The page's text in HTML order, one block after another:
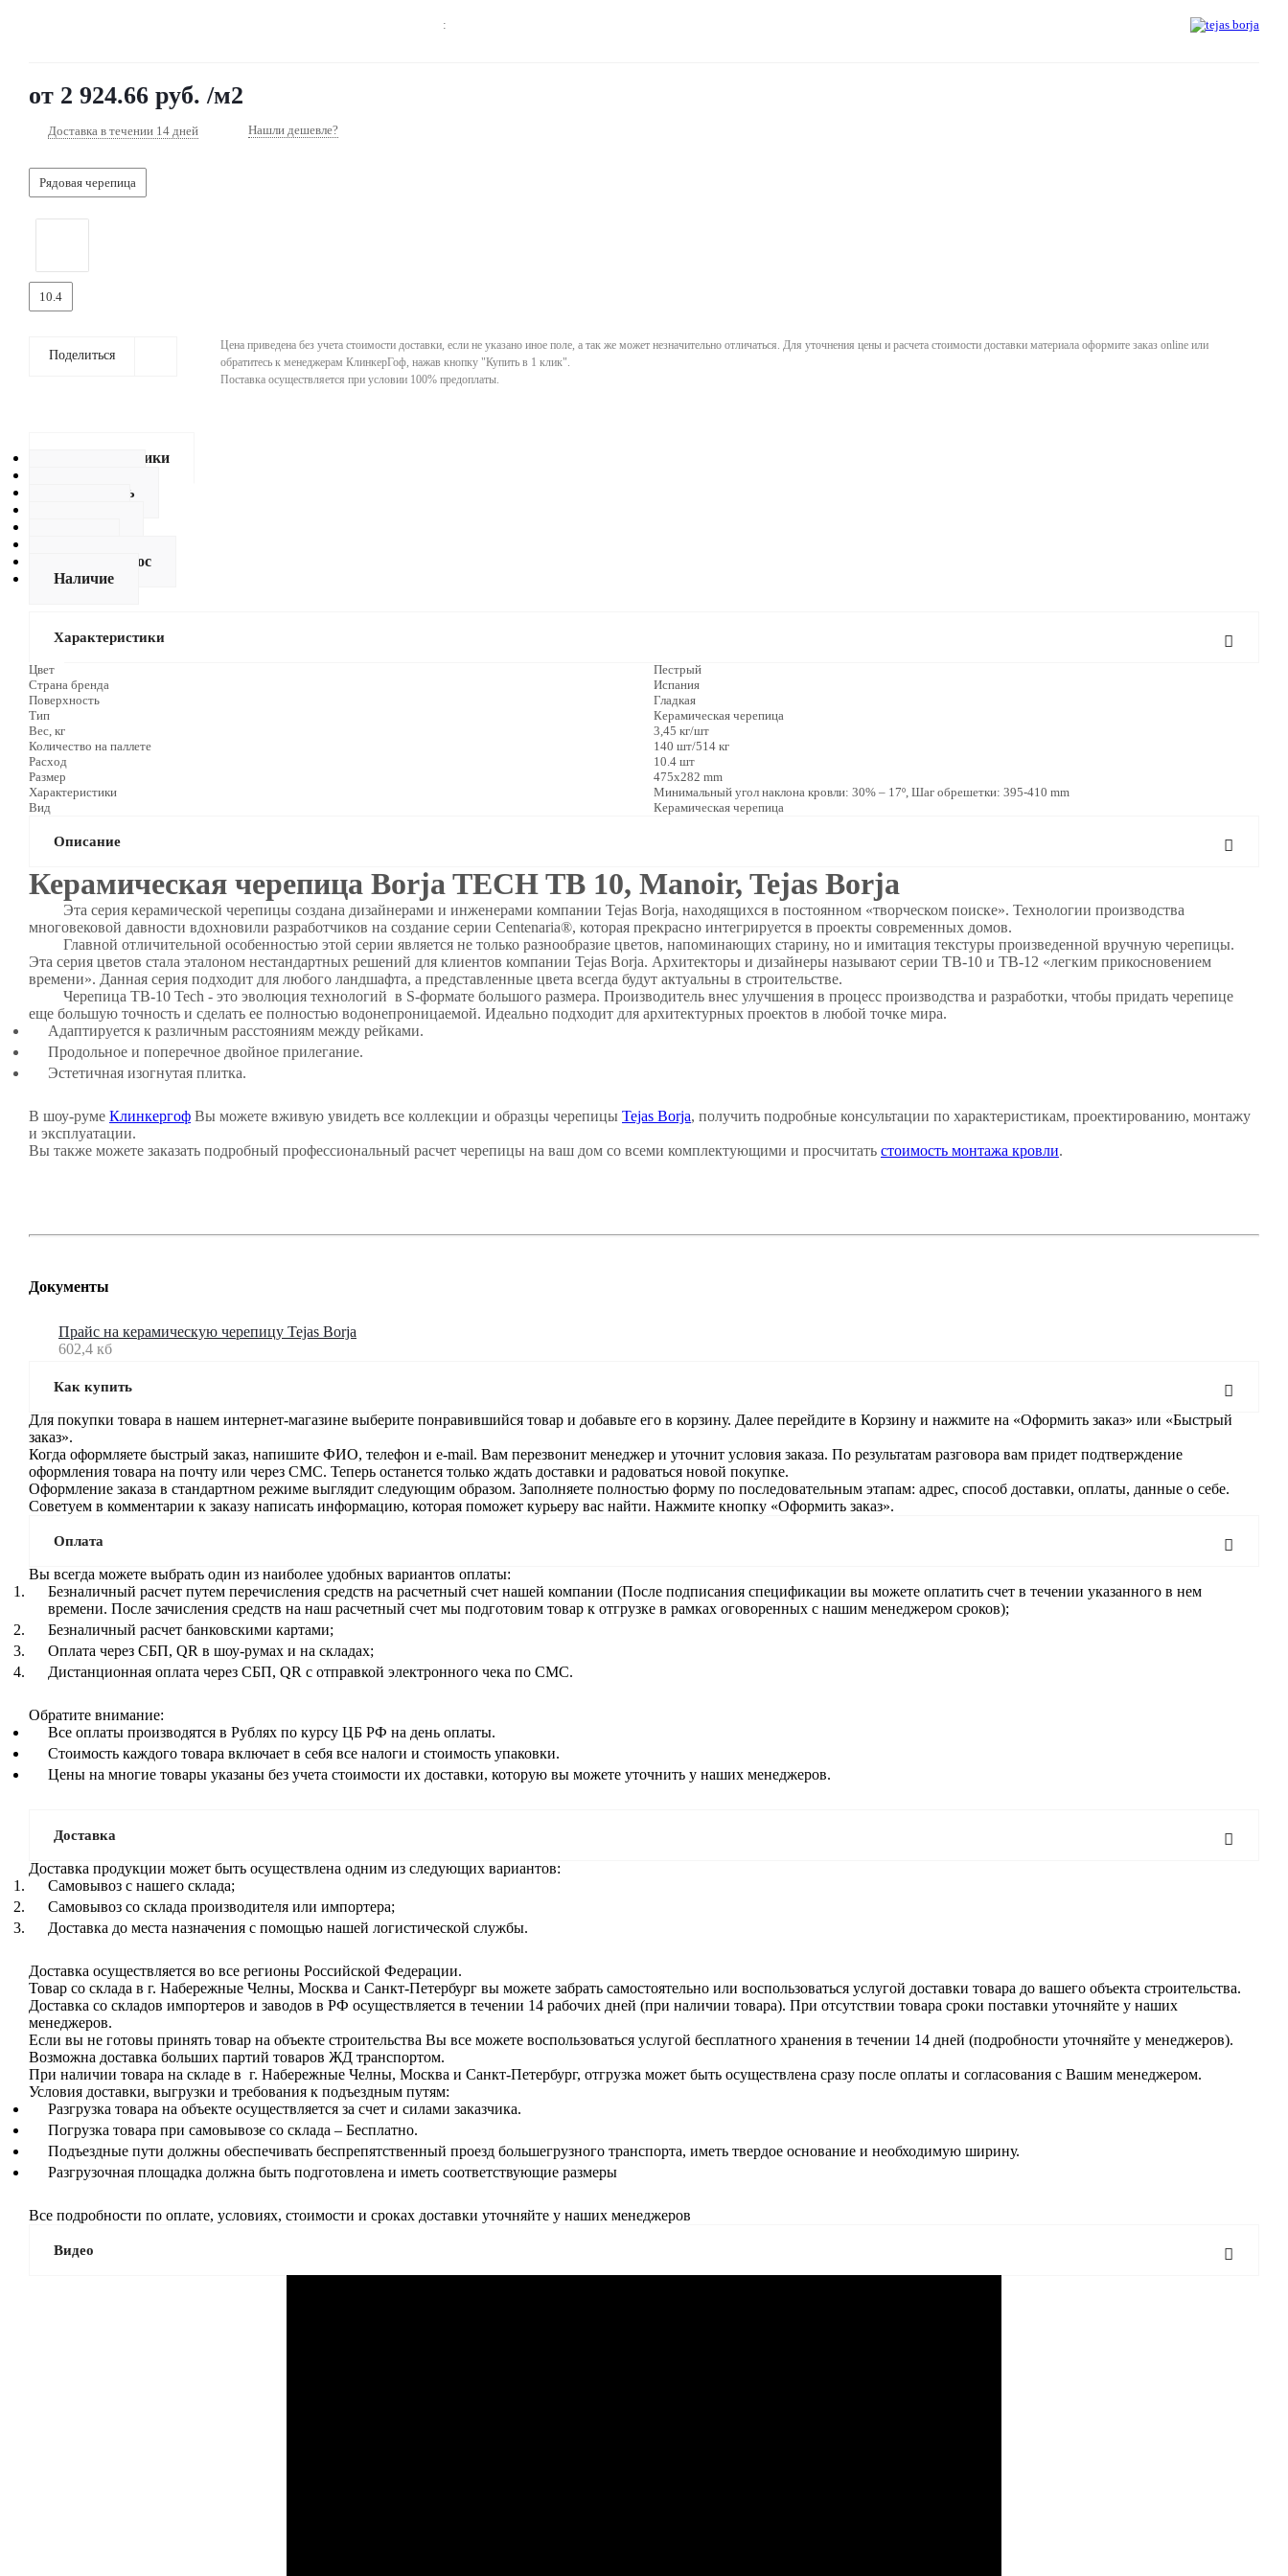
звонок
:
от 2 924.66 руб. /м2
Доставка в течении 14 дней Нашли дешевле?
Рядовая черепица
10.4
Поделиться
Цена приведена без учета стоимости доставки, если не указано иное поле, а так же может незначительно отличаться. Для уточнения цены и расчета стоимости доставки материала оформите заказ online или
обратитесь к менеджерам КлинкерГоф, нажав кнопку "Купить в 1 клик".
Поставка осуществляется при условии 100% предоплаты.
Характеристики
Как купить
Задать вопрос
Наличие
Характеристики
Цвет
Пестрый
Страна бренда
Испания
Поверхность
Гладкая
Тип
Керамическая черепица
Вес, кг
3,45 кг/шт
Количество на паллете
140 шт/514 кг
Расход
10.4 шт
Размер
475х282 mm
Характеристики
Минимальный угол наклона кровли: 30% – 17º, Шаг обрешетки: 395-410 mm
Вид
Керамическая черепица
Описание
Керамическая черепица Borja TECH TB 10, Manoir, Tejas Borja
Эта серия керамической черепицы создана дизайнерами и инженерами компании Tejas Borja, находящихся в постоянном «творческом поиске». Технологии производства
многовековой давности вдохновили разработчиков на создание серии Centenaria®, которая прекрасно интегрируется в проекты современных домов.
Главной отличительной особенностью этой серии является не только разнообразие цветов, напоминающих старину, но и имитация текстуры произведенной вручную черепицы.
Эта серия цветов стала эталоном нестандартных решений для клиентов компании Tejas Borja. Архитекторы и дизайнеры называют серии TB-10 и TB-12 «легким прикосновением
времени». Данная серия подходит для любого ландшафта, а представленные цвета всегда будут актуальны в строительстве.
Черепица TB-10 Tech - это эволюция технологий в S-формате большого размера. Производитель внес улучшения в процесс производства и разработки, чтобы придать черепице
еще большую точность и сделать ее полностью водонепроницаемой. Идеально подходит для архитектурных проектов в любой точке мира.
Адаптируется к различным расстояниям между рейками.
Продольное и поперечное двойное прилегание.
Эстетичная изогнутая плитка.
В шоу-руме Клинкергоф Вы можете вживую увидеть все коллекции и образцы черепицы Tejas Borja, получить подробные консультации по характеристикам, проектированию, монтажу
и эксплуатации.
Вы также можете заказать подробный профессиональный расчет черепицы на ваш дом со всеми комплектующими и просчитать стоимость монтажа кровли.
Документы
Прайс на керамическую черепицу Tejas Borja
602,4 кб
Как купить
Для покупки товара в нашем интернет-магазине выберите понравившийся товар и добавьте его в корзину. Далее перейдите в Корзину и нажмите на «Оформить заказ» или «Быстрый
заказ».
Когда оформляете быстрый заказ, напишите ФИО, телефон и e-mail. Вам перезвонит менеджер и уточнит условия заказа. По результатам разговора вам придет подтверждение
оформления товара на почту или через СМС. Теперь останется только ждать доставки и радоваться новой покупке.
Оформление заказа в стандартном режиме выглядит следующим образом. Заполняете полностью форму по последовательным этапам: адрес, способ доставки, оплаты, данные о себе.
Советуем в комментарии к заказу написать информацию, которая поможет курьеру вас найти. Нажмите кнопку «Оформить заказ».
Оплата
Вы всегда можете выбрать один из наиболее удобных вариантов оплаты:
Безналичный расчет путем перечисления средств на расчетный счет нашей компании (После подписания спецификации вы можете оплатить счет в течении указанного в нем
времени. После зачисления средств на наш расчетный счет мы подготовим товар к отгрузке в рамках оговоренных с нашим менеджером сроков);
Безналичный расчет банковскими картами;
Оплата через СБП, QR в шоу-румах и на складах;
Дистанционная оплата через СБП, QR с отправкой электронного чека по СМС.
Обратите внимание:
Все оплаты производятся в Рублях по курсу ЦБ РФ на день оплаты.
Стоимость каждого товара включает в себя все налоги и стоимость упаковки.
Цены на многие товары указаны без учета стоимости их доставки, которую вы можете уточнить у наших менеджеров.
Доставка
Доставка продукции может быть осуществлена одним из следующих вариантов:
Самовывоз с нашего склада;
Самовывоз со склада производителя или импортера;
Доставка до места назначения с помощью нашей логистической службы.
Доставка осуществляется во все регионы Российской Федерации.
Товар со склада в г. Набережные Челны, Москва и Санкт-Петербург вы можете забрать самостоятельно или воспользоваться услугой доставки товара до вашего объекта строительства.
Доставка со складов импортеров и заводов в РФ осуществляется в течении 14 рабочих дней (при наличии товара). При отсутствии товара сроки поставки уточняйте у наших
менеджеров.
Если вы не готовы принять товар на объекте строительства Вы все можете воспользоваться услугой бесплатного хранения в течении 14 дней (подробности уточняйте у менеджеров).
Возможна доставка больших партий товаров ЖД транспортом.
При наличии товара на складе в г. Набережные Челны, Москва и Санкт-Петербург, отгрузка может быть осуществлена сразу после оплаты и согласования с Вашим менеджером.
Условия доставки, выгрузки и требования к подъездным путям:
Разгрузка товара на объекте осуществляется за счет и силами заказчика.
Погрузка товара при самовывозе со склада – Бесплатно.
Подъездные пути должны обеспечивать беспрепятственный проезд большегрузного транспорта, иметь твердое основание и необходимую ширину.
Разгрузочная площадка должна быть подготовлена и иметь соответствующие размеры
Все подробности по оплате, условиях, стоимости и сроках доставки уточняйте у наших менеджеров
Видео